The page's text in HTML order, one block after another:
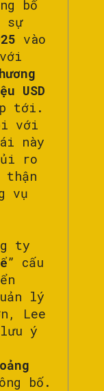
bố
sự
vào
USD
tới.
với
này
ro
thận
vụ
ty
” cấu
lý
Lee
ý
bố.